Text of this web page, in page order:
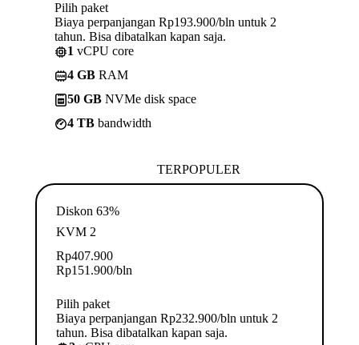
Pilih paket
Biaya perpanjangan Rp193.900/bln untuk 2
tahun. Bisa dibatalkan kapan saja.
1 vCPU core
4 GB RAM
50 GB NVMe disk space
4 TB bandwidth
TERPOPULER
Diskon 63%
KVM 2
Rp407.900
Rp151.900/bln
Pilih paket
Biaya perpanjangan Rp232.900/bln untuk 2
tahun. Bisa dibatalkan kapan saja.